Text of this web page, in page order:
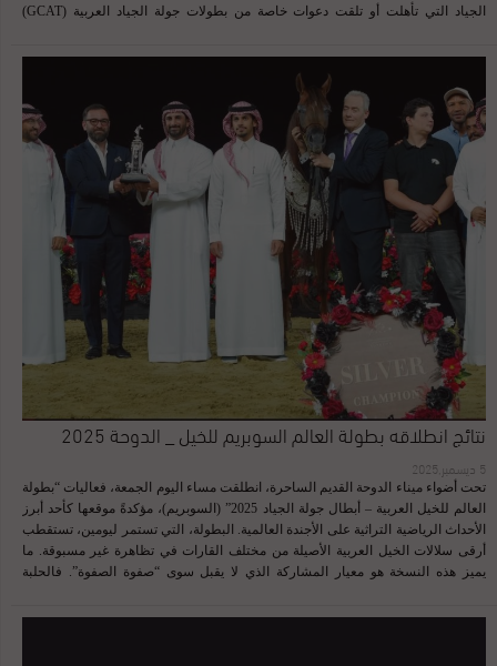
الجياد التي تأهلت أو تلقت دعوات خاصة من بطولات جولة الجياد العربية (GCAT)
الإمارات وقطر”؛ حيث أكدت خيول دولة الإمارات العربية المتحدة تفوقها بحصد ألقاب
فئتي الأمهار والأفراس، بينما دانت السيطرة في فئة الفحول لخيول دولة قطر، التي
تُوجت بلقب (ملوك الحلبة). النتائج النهائية بطولة الأمهار في بطولة العالم للخيل العربية
السوبريم 2025: البطل الذهبي 🥇: D BORKAN (دي بركان) (FA El Rasheem x D
Ajayeb) البطل الفضي 🥈: MJ KHALED (إم جي خالد) (Farouq Al Muawd x Nabilah
Al Dehamiah) البطل البرونزي 🥉: SYNATRA (سيناترا) النتائج النهائية بطولة الافراس
بطولة العالم للخيل السوبريم الدوحة_ 2025 🥇الأريام بنفسج | AL ARYAM
الأفحل بطولة العالم للخيل العربية السوبريم الدوحة ...
نتائج انطلاقه بطولة العالم السوبريم للخيل _ الدوحة 2025
5 ديسمبر,2025
تحت أضواء ميناء الدوحة القديم الساحرة، انطلقت مساء اليوم الجمعة، فعاليات “بطولة
العالم للخيل العربية – أبطال جولة الجياد 2025” (السوبريم)، مؤكدةً موقعها كأحد أبرز
الأحداث الرياضية التراثية على الأجندة العالمية. البطولة، التي تستمر ليومين، تستقطب
أرقى سلالات الخيل العربية الأصيلة من مختلف القارات في تظاهرة غير مسبوقة. ما
يميز هذه النسخة هو معيار المشاركة الذي لا يقبل سوى “صفوة الصفوة”. فالحلبة
عبر بطولات “جولة الجياد العربية” (GCAT) حول العالم. وقد عزز المنظمون مستوى